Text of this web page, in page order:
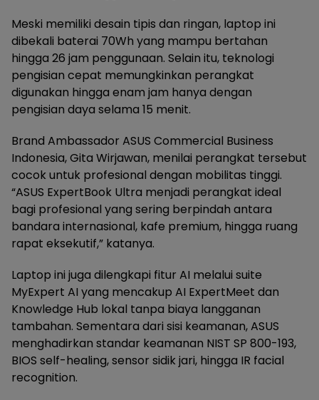
Meski memiliki desain tipis dan ringan, laptop ini
dibekali baterai 70Wh yang mampu bertahan
hingga 26 jam penggunaan. Selain itu, teknologi
pengisian cepat memungkinkan perangkat
digunakan hingga enam jam hanya dengan
pengisian daya selama 15 menit.
Brand Ambassador ASUS Commercial Business
Indonesia, Gita Wirjawan, menilai perangkat tersebut
cocok untuk profesional dengan mobilitas tinggi.
“ASUS ExpertBook Ultra menjadi perangkat ideal
bagi profesional yang sering berpindah antara
bandara internasional, kafe premium, hingga ruang
rapat eksekutif,” katanya.
Laptop ini juga dilengkapi fitur AI melalui suite
MyExpert AI yang mencakup AI ExpertMeet dan
Knowledge Hub lokal tanpa biaya langganan
tambahan. Sementara dari sisi keamanan, ASUS
menghadirkan standar keamanan NIST SP 800-193,
BIOS self-healing, sensor sidik jari, hingga IR facial
recognition.